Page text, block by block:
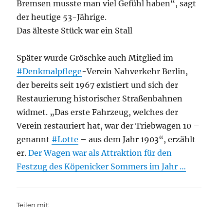
Bremsen musste man viel Gefühl haben“, sagt
der heutige 53-Jährige.
Das älteste Stück war ein Stall
Später wurde Gröschke auch Mitglied im
#Denkmalpflege-Verein Nahverkehr Berlin,
der bereits seit 1967 existiert und sich der
Restaurierung historischer Straßenbahnen
widmet. „Das erste Fahrzeug, welches der
Verein restauriert hat, war der Triebwagen 10 –
genannt #Lotte – aus dem Jahr 1903“, erzählt
er.Der Wagen war als Attraktion für den
Festzug des Köpenicker Sommers im Jahr …
Teilen mit: